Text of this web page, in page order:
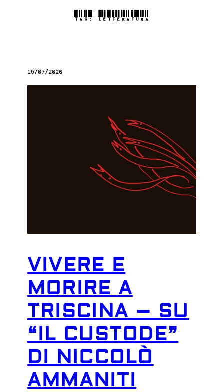
TAG: LETTERATURA
15/07/2026
VIVERE E
MORIRE A
TRISCINA – SU
“IL CUSTODE”
DI NICCOLÒ
AMMANITI